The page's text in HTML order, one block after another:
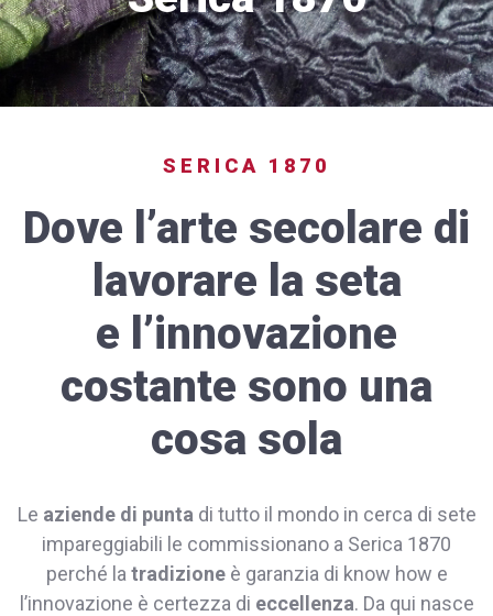
SERICA 1870
Dove l’arte secolare di
lavorare la seta
e l’innovazione
costante sono una
cosa sola
Le aziende di punta di tutto il mondo in cerca di sete
impareggiabili le commissionano a Serica 1870
perché la tradizioneè garanzia di know how e
l’innovazione è certezza di eccellenza. Da qui nasce